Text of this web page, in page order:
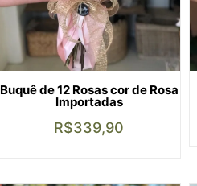
Buquê de 12 Rosas cor de Rosa
Importadas
R$339,90